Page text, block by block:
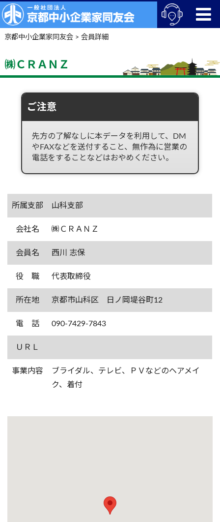
京都中小企業家同友会> 会員詳細
㈱ＣＲＡＮＺ
ご注意
先方の了解なしに本データを利用して、DM
やFAXなどを送付すること、無作為に営業の
電話をすることなどはおやめください。
所属支部 山科支部
会社名 ㈱ＣＲＡＮＺ
会員名 西川 志保
役 職 代表取締役
所在地 京都市山科区 日ノ岡堤谷町12
電 話 090-7429-7843
ＵＲＬ
事業内容
ブライダル、テレビ、ＰＶなどのヘアメイ
ク、着付